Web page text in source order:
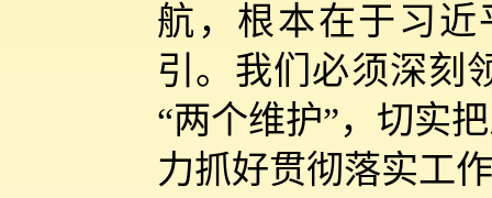
航，根本在于习
引。我们必须深刻
“两个维护”，切实
力抓好贯彻落实工